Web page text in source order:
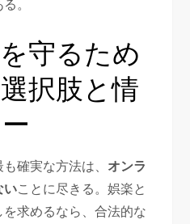
。
守るため
択肢と情
確実な方法は、 オンラ
いことに尽きる。娯楽と
求めるなら、合法的な